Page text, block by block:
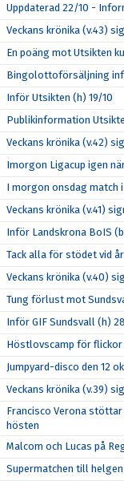
Uppdaterad 22/10 -
Veckans krönika (v.43)
En poäng mot Utsikten
Bingolottoförsäljning
Inför Utsikten (h) 19/10
Publikinformation
Veckans krönika (v.42)
Imorgon Ligacup igen
I morgon onsdag match
Veckans krönika (v.41)
Inför Landskrona BoIS
Tack alla för stödet vid
Veckans krönika (v.40)
Tung förlust mot
Inför GIF Sundsvall (h)
Höstlovscamp för flickor
Jumpyard-disco den 12
Veckans krönika (v.39)
Francisco Verona
hösten
Malcom och Lucas på
Supermatchen till